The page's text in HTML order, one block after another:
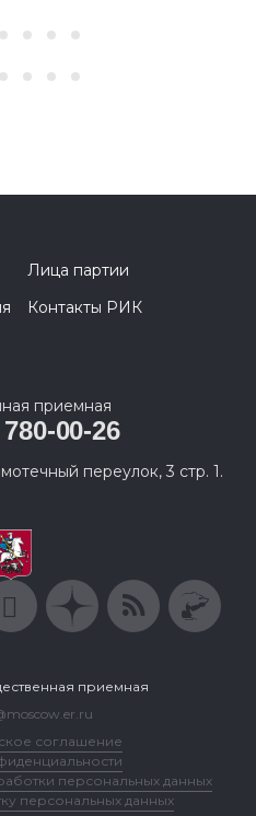
Лица партии
Контакты РИК
приемная
00-26
переулок, 3 стр. 1.
приемная
соглашение
персональных данных
персональных данных